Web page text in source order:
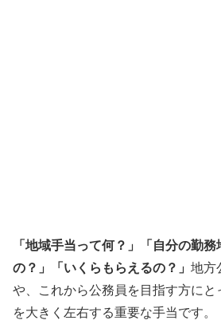
「地域手当って何？」「自分の勤
の？」「いくらもらえるの？」 地方
や、これから公務員を目指す方に
を大きく左右する重要な手当です。